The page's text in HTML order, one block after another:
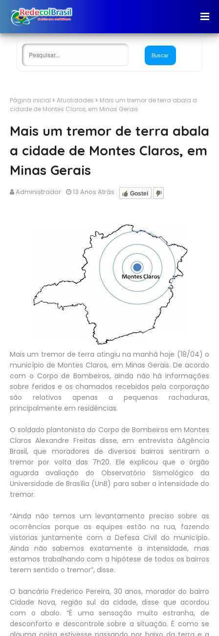
Página inicial Atualidades
Mais um tremor de terra abala a
cidade de Montes Claros, em Minas Gerais
Mais um tremor de terra abala
a cidade de Montes Claros, em
Minas Gerais
Administrador Gostei
13 Anos Atrás
Mais um tremor de terra atingiu na manhã hoje (18/04) o
município de Montes Claros, em Minas Gerais. De acordo
com o Corpo de Bombeiros, ainda não há informações
sobre feridos e os chamados recebidos pela corporação
são relativos apenas a pequenas rachaduras,
principalmente em residências.
O soldado plantonista do Corpo de Bombeiros em Montes
Claros Alexandre Freitas disse, em entrevista àAgência
Brasil, que moradores de diversos bairros sentiram o
tremor por volta das 7h20. Ele explicou que o órgão
aguarda avaliação do Observatório Sismológico da
Universidade de Brasília (UnB) para saber a intensidade do
tremor.
“Ainda não temos um levantamento preciso sobre as
ocorrências porque as equipes estão na rua, fazendo
vistorias juntamente com a Defesa Civil do município.
Ainda não sabemos exatamente a intensidade, mas
estamos trabalhando com a hipótese de todos os bairros
terem sentido o tremor”, disse.
O bancário Frederico Pereira, 30 anos, morador do bairro
Cidade Nova, região sul da cidade, disse que acordou
com o abalo. “É uma sensação muito estranha, de
desconforto e descontrole sobre a situação. É como se